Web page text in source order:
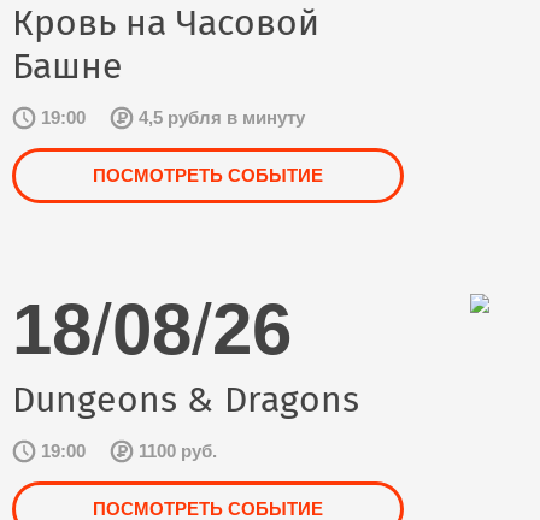
Кровь на Часовой
Башне
19:00 4,5 рубля в минуту
ПОСМОТРЕТЬ СОБЫТИЕ
18/08/26
Dungeons & Dragons
19:00 1100 руб.
ПОСМОТРЕТЬ СОБЫТИЕ